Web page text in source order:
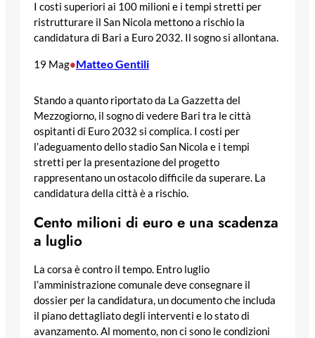
I costi superiori ai 100 milioni e i tempi stretti per
ristrutturare il San Nicola mettono a rischio la
candidatura di Bari a Euro 2032. Il sogno si allontana.
19 Mag•Matteo Gentili
Stando a quanto riportato da La Gazzetta del
Mezzogiorno, il sogno di vedere Bari tra le città
ospitanti di Euro 2032 si complica. I costi per
l’adeguamento dello stadio San Nicola e i tempi
stretti per la presentazione del progetto
rappresentano un ostacolo difficile da superare. La
candidatura della città è a rischio.
Cento milioni di euro e una scadenza
a luglio
La corsa è contro il tempo. Entro luglio
l’amministrazione comunale deve consegnare il
dossier per la candidatura, un documento che includa
il piano dettagliato degli interventi e lo stato di
avanzamento. Al momento, non ci sono le condizioni